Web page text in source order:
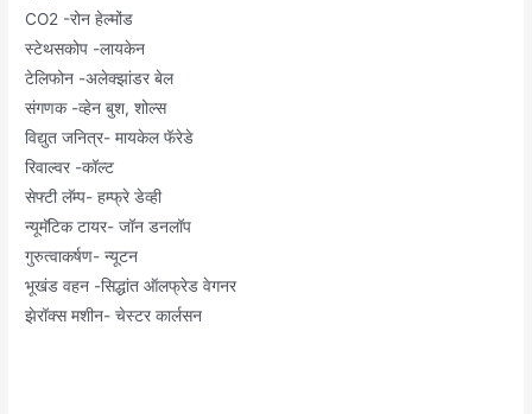
CO2 -रोन हेल्मोंड
स्टेथसकोप -लायकेन
टेलिफोन -अलेक्झांडर बेल
संगणक -व्हेन बुश, शोल्स
विद्युत जनित्र- मायकेल फॅरेडे
रिवाल्वर -कॉल्ट
सेफ्टी लॅम्प- हम्फ्रे डेव्ही
न्यूमॅटिक टायर- जॉन डनलॉप
गुरुत्वाकर्षण- न्यूटन
भूखंड वहन -सिद्धांत ऑलफ्रेड वेगनर
झेरॉक्स मशीन- चेस्टर कार्लसन